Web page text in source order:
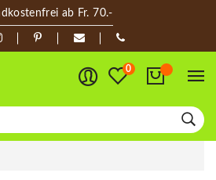
ab Fr. 70.-
0